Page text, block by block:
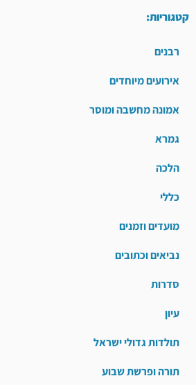
קטגוריות:
רבנים
אירועים מיוחדים
אמונה מחשבה ומוסר
גמרא
הלכה
כללי
מועדים וזמנים
נביאים וכתובים
סדרות
עיון
תולדות גדולי ישראל
תורה ופרשת שבוע